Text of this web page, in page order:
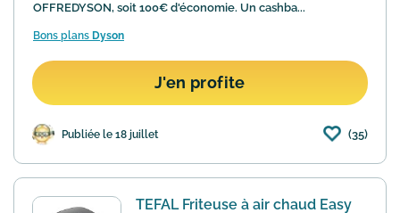
OFFREDYSON, soit 100€ d'économie. Un cashba...
Bons plans Dyson
J'en profite
Publiée le 18 juillet (35)
TEFAL Friteuse à air chaud Easy